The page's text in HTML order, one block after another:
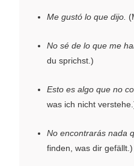
Me gustó lo que dijo.
No sé de lo que me
du sprichst.)
Esto es algo que no
was ich nicht
No encontrarás nada
finden, was dir gefällt.)